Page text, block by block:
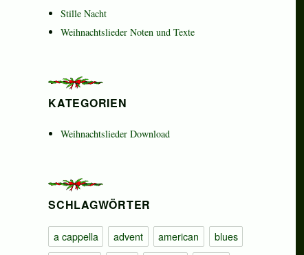
Stille Nacht
Weihnachtslieder Noten und Texte
KATEGORIEN
Weihnachtslieder Download
SCHLAGWÖRTER
a cappella advent american
blues